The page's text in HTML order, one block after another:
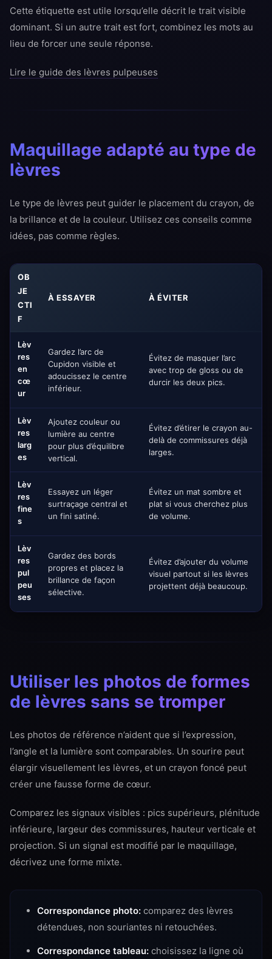
Cette étiquette est utile lorsqu’elle décrit le trait visible
dominant. Si un autre trait est fort, combinez les mots au
lieu de forcer une seule réponse.
Lire le guide des lèvres pulpeuses
Maquillage adapté au type de
lèvres
Le type de lèvres peut guider le placement du crayon, de
la brillance et de la couleur. Utilisez ces conseils comme
idées, pas comme règles.
OB
JE
CTI
F
À ESSAYER À ÉVITER
Lèv
res
en
cœ
ur
Gardez l’arc de
Cupidon visible et
adoucissez le centre
inférieur.
Évitez de masquer l’arc
avec trop de gloss ou de
durcir les deux pics.
Lèv
res
larg
es
Ajoutez couleur ou
lumière au centre
pour plus d’équilibre
vertical.
Évitez d’étirer le crayon au-
delà de commissures déjà
larges.
Lèv
res
fine
s
Essayez un léger
surtraçage central et
un fini satiné.
Évitez un mat sombre et
plat si vous cherchez plus
de volume.
Lèv
res
pul
peu
ses
Gardez des bords
propres et placez la
brillance de façon
sélective.
Évitez d’ajouter du volume
visuel partout si les lèvres
projettent déjà beaucoup.
Utiliser les photos de formes
de lèvres sans se tromper
Les photos de référence n’aident que si l’expression,
l’angle et la lumière sont comparables. Un sourire peut
élargir visuellement les lèvres, et un crayon foncé peut
créer une fausse forme de cœur.
Comparez les signaux visibles : pics supérieurs, plénitude
inférieure, largeur des commissures, hauteur verticale et
projection. Si un signal est modifié par le maquillage,
décrivez une forme mixte.
Correspondance photo: comparez des lèvres
détendues, non souriantes ni retouchées.
Correspondance tableau: choisissez la ligne où